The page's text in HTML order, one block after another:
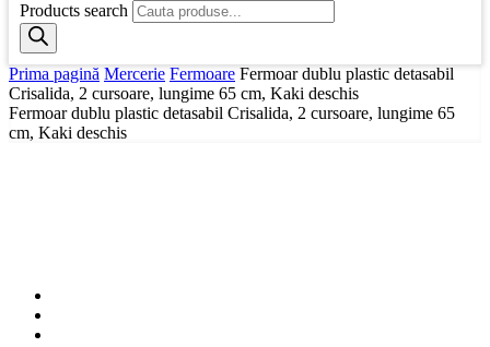
Products search
Prima pagină Mercerie Fermoare Fermoar dublu plastic detasabil
Crisalida, 2 cursoare, lungime 65 cm, Kaki deschis
Fermoar dublu plastic detasabil Crisalida, 2 cursoare, lungime 65
cm, Kaki deschis